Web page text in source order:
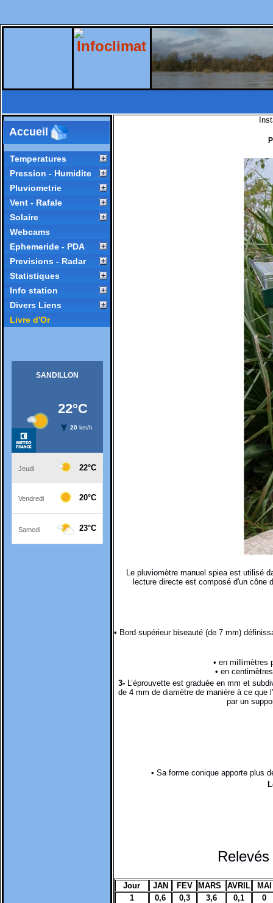
Accueil
Temperatures
Pression - Humidite
Pluviometrie
Vent - Rafale
Solaire
Webcams
Ephemeride - PDA
Previsions - Radar
Statistiques
Info station
Divers Liens
Livre d'Or
Le pluviomètre manuel spiea est utilisé
lecture directe est composé d'un cône
• Bord supérieur biseauté (de 7 mm)
• en millimètres
• en
3- L’éprouvette est graduée en mm et
de 4 mm de diamètre de manière à ce
par un
• Sa forme conique apporte plus
Jour JAN FEV MARS AVRIL
MAI
1
0,6 0,3 3,6 0,1
0